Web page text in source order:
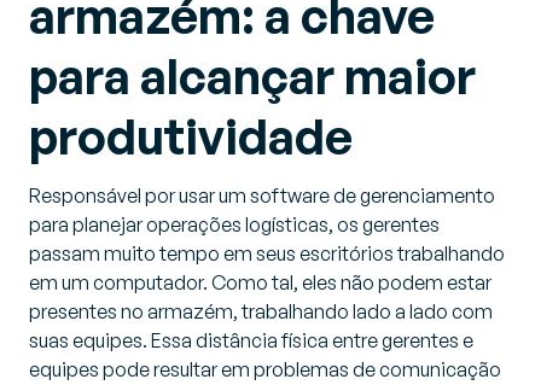
armazém: a chave
para alcançar maior
produtividade
Responsável por usar um software de gerenciamento
para planejar operações logísticas, os gerentes
passam muito tempo em seus escritórios trabalhando
em um computador. Como tal, eles não podem estar
presentes no armazém, trabalhando lado a lado com
suas equipes. Essa distância física entre gerentes e
equipes pode resultar em problemas de comunicação